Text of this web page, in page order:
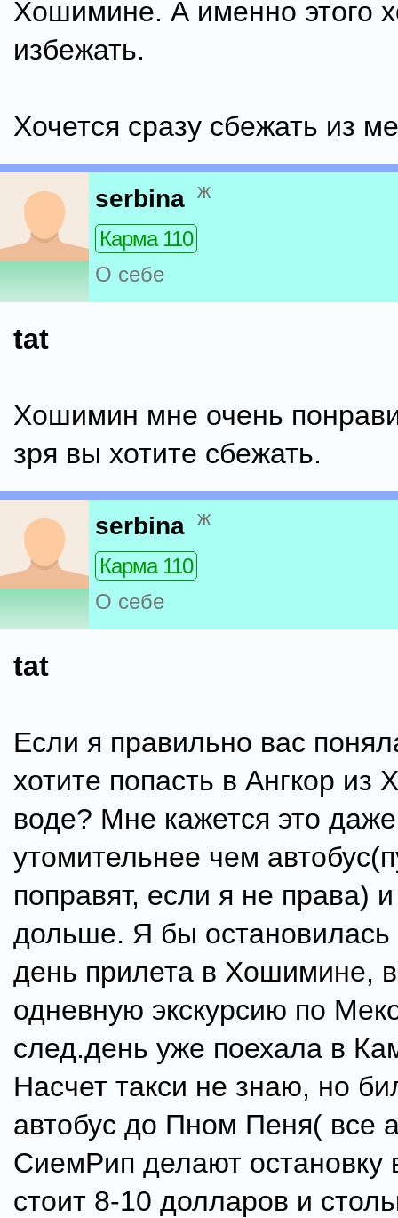
Хошимине. А именно этого
избежать.
Хочется сразу сбежать из
serbina ж
Карма 110
О себе
tat
Хошимин мне очень
зря вы хотите сбежать.
serbina ж
Карма 110
О себе
tat
Если я правильно вас
хотите попасть в Ангкор
воде? Мне кажется это даже
утомительнее чем
поправят, если я не права)
дольше. Я бы
день прилета в Хошимине,
одневную экскурсию по
след.день уже поехала в
Насчет такси не знаю, но
автобус до Пном Пеня( все
СиемРип делают остановку
стоит 8-10 долларов и